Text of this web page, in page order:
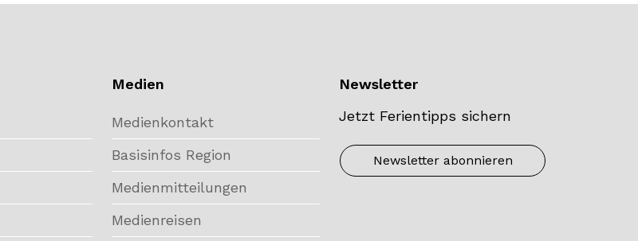
Medien
Medienkontakt
Basisinfos Region
Medienmitteilungen
Medienreisen
Newsletter
Jetzt Ferientipps sichern
Newsletter abonnieren